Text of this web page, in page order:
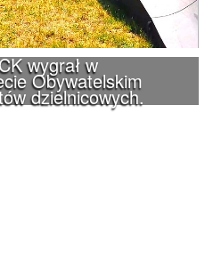
wygrał w
Obywatelskim
dzielnicowych.